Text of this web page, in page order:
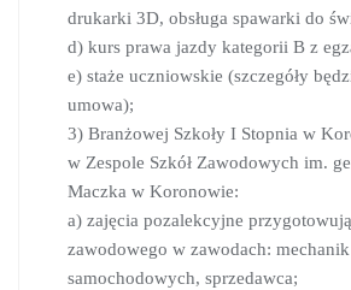
drukarki 3D, obsługa spawarki do
d) kurs prawa jazdy kategorii B z
e) staże uczniowskie (szczegóły
umowa);
3) Branżowej Szkoły I Stopnia w
w Zespole Szkół Zawodowych im.
Maczka w Koronowie:
a) zajęcia pozalekcyjne
zawodowego w zawodach:
samochodowych, sprzedawca;